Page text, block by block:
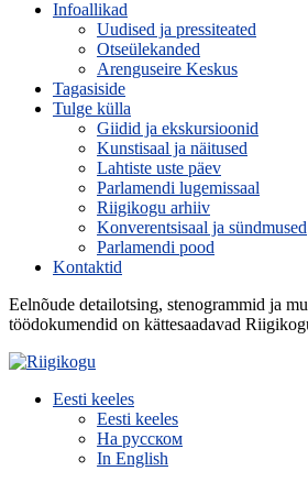
Infoallikad
Uudised ja pressiteated
Otseülekanded
Arenguseire Keskus
Tagasiside
Tulge külla
Giidid ja ekskursioonid
Kunstisaal ja näitused
Lahtiste uste päev
Parlamendi lugemissaal
Riigikogu arhiiv
Konverentsisaal ja sündmused
Parlamendi pood
Kontaktid
Eelnõude detailotsing, stenogrammid ja
töödokumendid on kättesaadavad
Eesti keeles
Eesti keeles
На русском
In English